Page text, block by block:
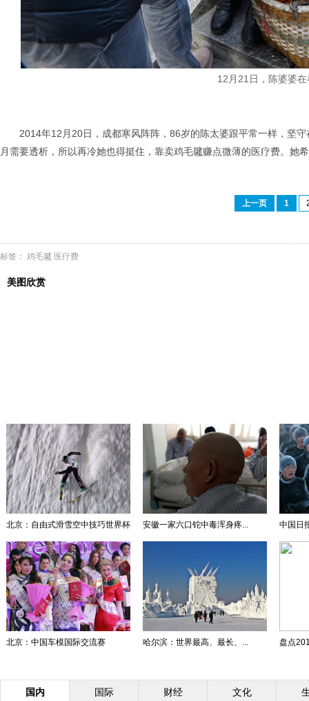
12月21日，陈婆婆
2014年12月20日，成都寒风阵阵，86岁的陈太婆跟平常一样，坚
月需要透析，所以再冷她也得挺住，靠卖鸡毛毽赚点微薄的医疗费。她
上一页 1
标签： 鸡毛毽 医疗费
美图欣赏
北京：自由式滑雪空中技巧世界杯 安徽一家六口铊中毒浑身疼... 中国日
北京：中国车模国际交流赛 哈尔滨：世界最高、最长、... 盘点
国内 国际 财经 文化